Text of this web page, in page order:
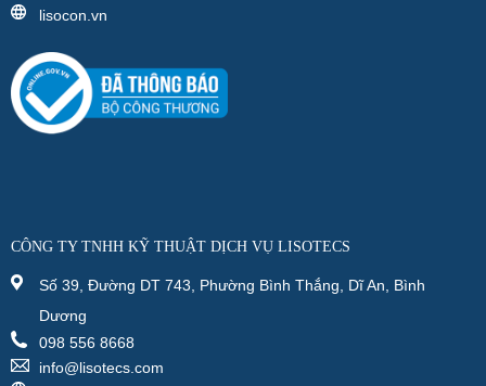
lisocon.vn
CÔNG TY TNHH KỸ THUẬT DỊCH VỤ LISOTECS
Số 39, Đường DT 743, Phường Bình Thắng, Dĩ An, Bình
Dương
098 556 8668
info@lisotecs.com